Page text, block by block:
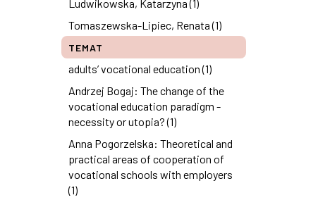
Ludwikowska, Katarzyna (1)
Tomaszewska-Lipiec, Renata (1)
TEMAT
adults’ vocational education (1)
Andrzej Bogaj: The change of the
vocational education paradigm -
necessity or utopia? (1)
Anna Pogorzelska: Theoretical and
practical areas of cooperation of
vocational schools with employers
(1)